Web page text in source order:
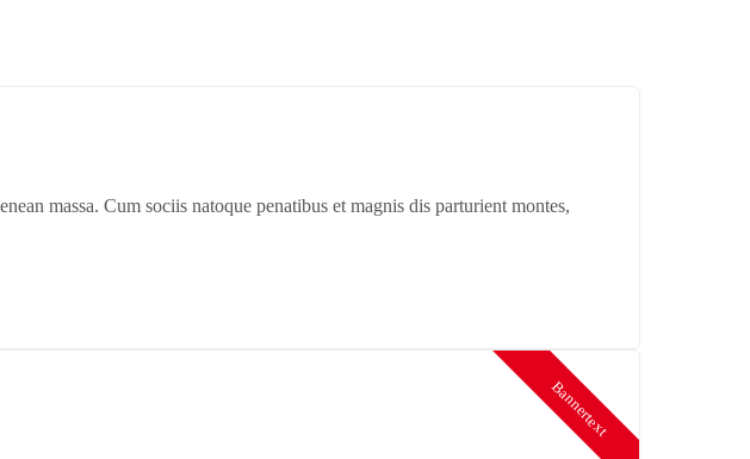
massa. Cum sociis natoque penatibus et magnis dis parturient montes,
Bannertext